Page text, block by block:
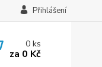
Přihlášení
0ks
za 0 Kč